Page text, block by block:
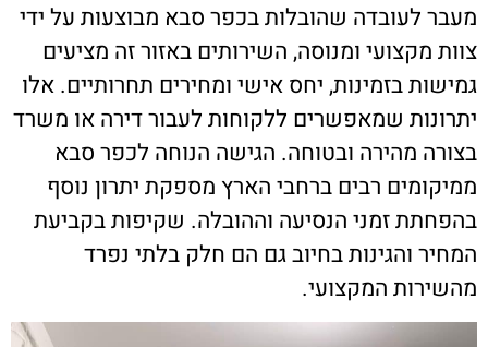
מעבר לעובדה שהובלות בכפר סבא מבוצעות על ידי
צוות מקצועי ומנוסה, השירותים באזור זה מציעים
גמישות בזמינות, יחס אישי ומחירים תחרותיים. אלו
יתרונות שמאפשרים ללקוחות לעבור דירה או משרד
בצורה מהירה ובטוחה. הגישה הנוחה לכפר סבא
ממיקומים רבים ברחבי הארץ מספקת יתרון נוסף
בהפחתת זמני הנסיעה וההובלה. שקיפות בקביעת
המחיר והגינות בחיוב גם הם חלק בלתי נפרד
מהשירות המקצועי.